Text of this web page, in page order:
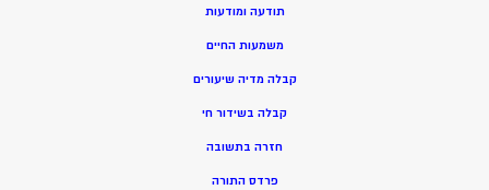
תודעה ומודעות
משמעות החיים
קבלה מדיה שיעורים
קבלה בשידור חי
חזרה בתשובה
פרדס התורה